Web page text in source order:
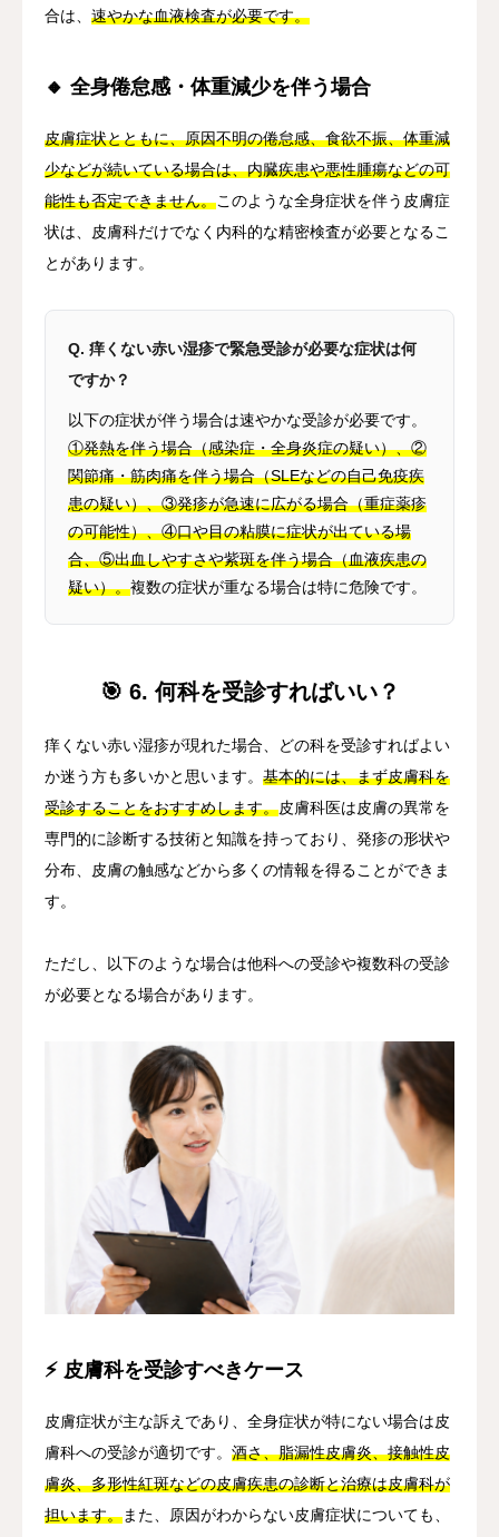
合は、 速やかな血液検査が必要です。
🔸 全身倦怠感・体重減少を伴う場合
皮膚症状とともに、原因不明の倦怠感、食欲不振、体重減
少などが続いている場合は、内臓疾患や悪性腫瘍などの可
能性も否定できません。このような全身症状を伴う皮膚症
状は、皮膚科だけでなく内科的な精密検査が必要となるこ
とがあります。
Q. 痒くない赤い湿疹で緊急受診が必要な症状は何
ですか？
以下の症状が伴う場合は速やかな受診が必要です。
①発熱を伴う場合（感染症・全身炎症の疑い）、②
関節痛・筋肉痛を伴う場合（SLEなどの自己免疫疾
患の疑い）、③発疹が急速に広がる場合（重症薬疹
の可能性）、④口や目の粘膜に症状が出ている場
合、⑤出血しやすさや紫斑を伴う場合（血液疾患の
疑い）。複数の症状が重なる場合は特に危険です。
🎯 6. 何科を受診すればいい？
痒くない赤い湿疹が現れた場合、どの科を受診すればよい
か迷う方も多いかと思います。 基本的には、まず皮膚科を
受診することをおすすめします。皮膚科医は皮膚の異常を
専門的に診断する技術と知識を持っており、発疹の形状や
分布、皮膚の触感などから多くの情報を得ることができま
す。
ただし、以下のような場合は他科への受診や複数科の受診
が必要となる場合があります。
⚡ 皮膚科を受診すべきケース
皮膚症状が主な訴えであり、全身症状が特にない場合は皮
膚科への受診が適切です。 酒さ、脂漏性皮膚炎、接触性皮
膚炎、多形性紅斑などの皮膚疾患の診断と治療は皮膚科が
担います。また、原因がわからない皮膚症状についても、